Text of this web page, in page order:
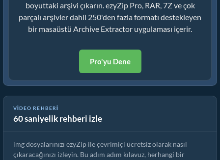
boyuttaki arşivi çıkarın. ezyZip Pro, RAR, 7Z ve çok
parçalı arşivler dahil 250'den fazla formatı destekleyen
bir masaüstü Archive Extractor uygulaması içerir.
Pro'yu Dene
VIDEO REHBERI
60 saniyelik rehberi izle
ezyZip ile img Dosyaları Çevrimiçi Nasıl Çıkarılır (Ücretsiz,
Kurulum Yok)
img dosyalarınızı ezyZip ile çevrimiçi ücretsiz olarak nasıl
çıkaracağınızı izleyin. Bu adım adım kılavuz, herhangi bir